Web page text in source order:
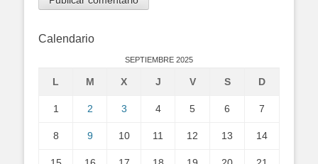
Calendario
SEPTIEMBRE 2025
L M X J V S D
1 2 3 4 5 6 7
8 9 10 11 12 13 14